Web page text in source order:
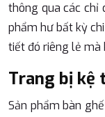
thông qua các chỉ
phẩm hư bất kỳ
tiết đó riêng lẻ mà
Trang bị kệ
Sản phẩm bàn